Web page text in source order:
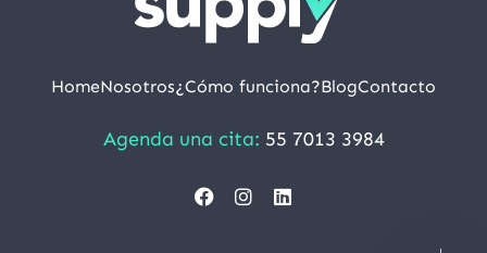
HomeNosotros¿Cómo funciona?BlogContacto
Agenda una cita: 55 7013 3984